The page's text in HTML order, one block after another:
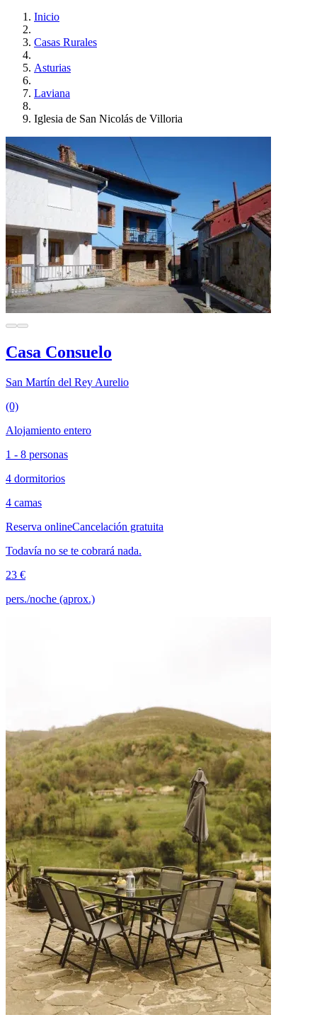
Inicio
Casas Rurales
Asturias
Laviana
Iglesia de San Nicolás de Villoria
Casa Consuelo
San Martín del Rey Aurelio
(0)
Alojamiento entero
1 - 8 personas
4 dormitorios
4 camas
Reserva onlineCancelación gratuita
Todavía no se te cobrará nada.
23 €
pers./noche (aprox.)